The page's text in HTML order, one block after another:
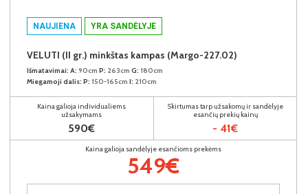
NAUJIENA YRA SANDĖLYJE
VELUTI (II gr.) minkštas kampas (Margo-227.02)
Išmatavimai: A: 90cm P: 263cm G: 180cm
Miegamoji dalis: P: 150-165cm I: 210cm
Kaina galioja individualiems
užsakymams
590€
Skirtumas tarp užsakomų ir sandėlyje
esančių prekių kainų
- 41€
Kaina galioja sandėlyje esančioms prekėms
549€